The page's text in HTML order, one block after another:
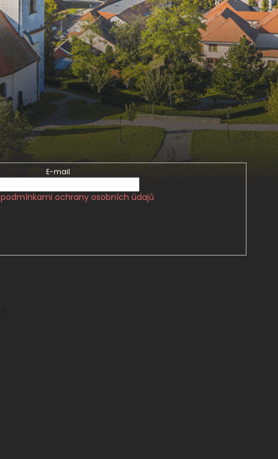
E-mail
podmínkami ochrany osobních údajů